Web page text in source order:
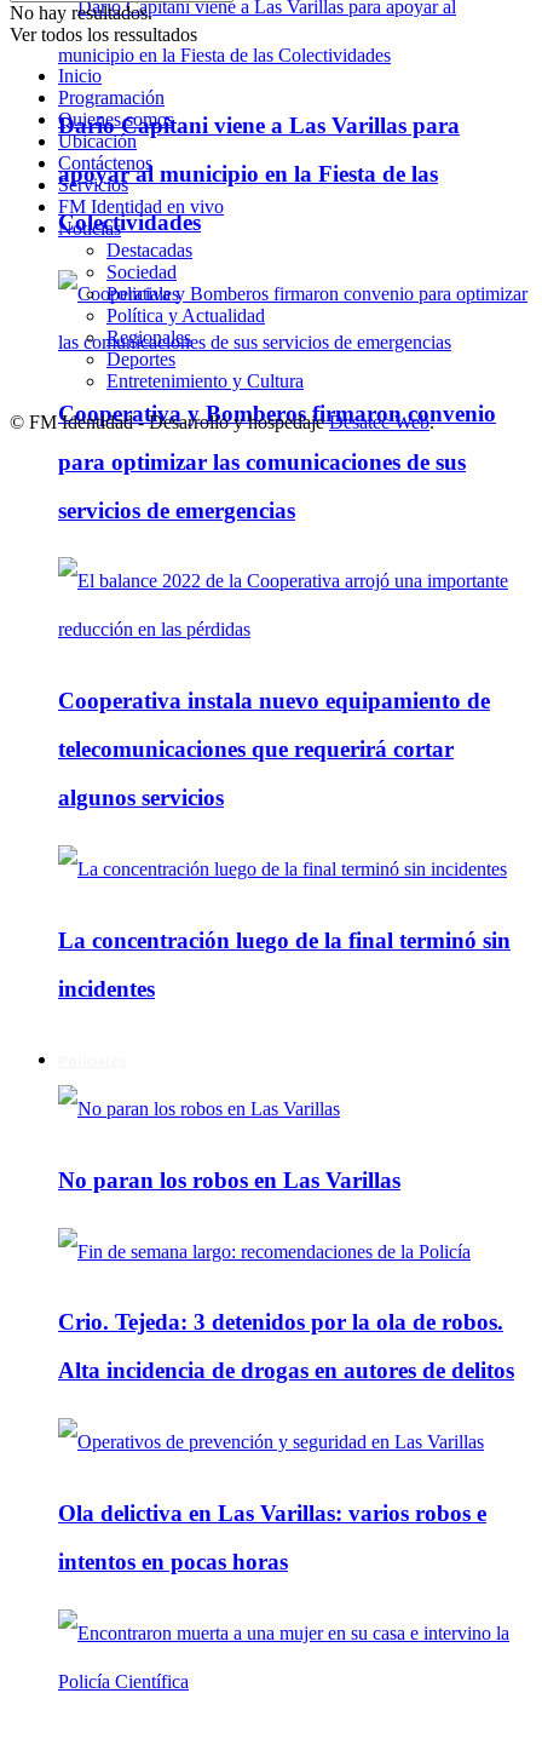
Darío Capitani viene a Las Varillas para
apoyar al municipio en la Fiesta de las
Colectividades
Cooperativa y Bomberos firmaron convenio
para optimizar las comunicaciones de sus
servicios de emergencias
Cooperativa instala nuevo equipamiento de
telecomunicaciones que requerirá cortar
algunos servicios
La concentración luego de la final terminó sin
incidentes
No paran los robos en Las Varillas
Crio. Tejeda: 3 detenidos por la ola de robos.
Alta incidencia de drogas en autores de delitos
Ola delictiva en Las Varillas: varios robos e
intentos en pocas horas
No hay resultados.
Ver todos los ressultados
Inicio
Programación
Quienes somos
Ubicación
Contáctenos
Servicios
FM Identidad en vivo
Noticias
Destacadas
Sociedad
Policiales
Política y Actualidad
Regionales
Deportes
Entretenimiento y Cultura
© FM Identidad - Desarrollo y hospedajeDesatec Web.